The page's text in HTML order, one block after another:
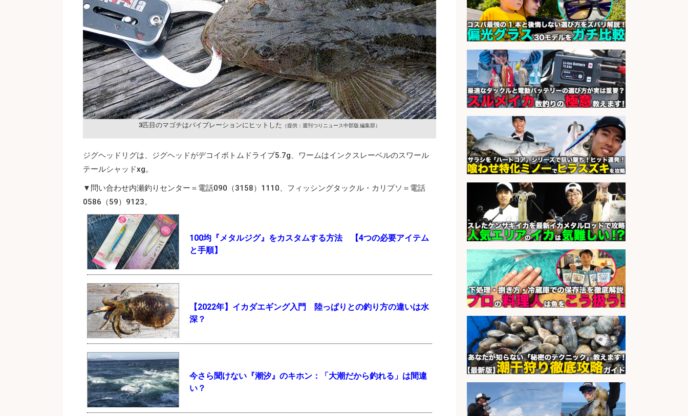
3匹目のマゴチはバイブレーションにヒットした （提供：週刊つりニュース中部版 編集部）
ジグヘッドリグは、ジグヘッドがデコイボトムドライブ5.7g、ワームはインクスレーベルのスワール
テールシャッドxg。
▼問い合わせ内瀬釣りセンター＝電話090（3158）1110、フィッシングタックル・カリプソ＝電話
0586（59）9123。
100均『メタルジグ』をカスタムする方法 【4つの必要アイテム
と手順】
【2022年】イカダエギング入門 陸っぱりとの釣り方の違いは水
深？
今さら聞けない『潮汐』のキホン：「大潮だから釣れる」は間違
い？
ッフ」 年休128日 未経験可
会社名 宮崎県漁業協同組合連合会
sponsored by 求人ボックス
フィッシング用品の「製品開発設
計」
会社名 メガバス株式会社
sponsored by 求人ボックス
さらに求人情報を見る